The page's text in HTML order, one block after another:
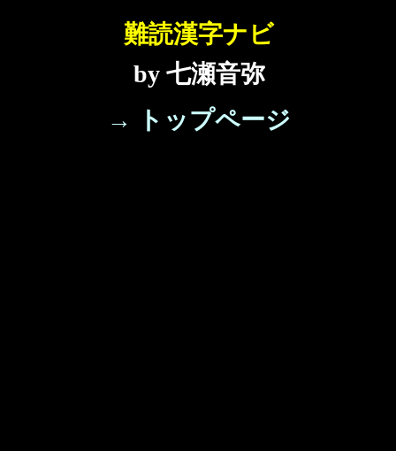
難読漢字ナビ
by 七瀬音弥
→ トップページ